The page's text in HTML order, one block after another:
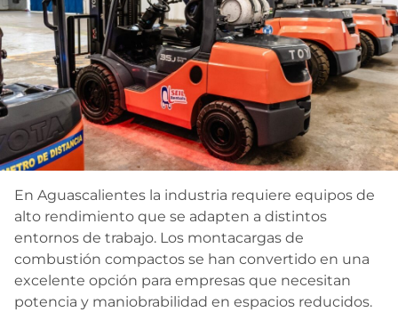
En Aguascalientes la industria requiere equipos de
alto rendimiento que se adapten a distintos
entornos de trabajo. Los montacargas de
combustión compactos se han convertido en una
excelente opción para empresas que necesitan
potencia y maniobrabilidad en espacios reducidos.